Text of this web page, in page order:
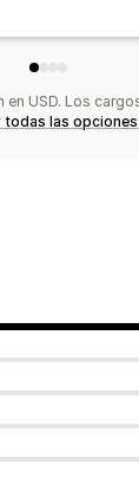
USD. Los
todas las